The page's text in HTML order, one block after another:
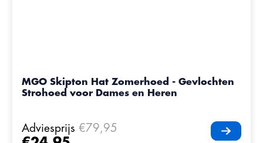
MGO Skipton Hat Zomerhoed - Gevlochten
Strohoed voor Dames en Heren
Adviesprijs €79,95